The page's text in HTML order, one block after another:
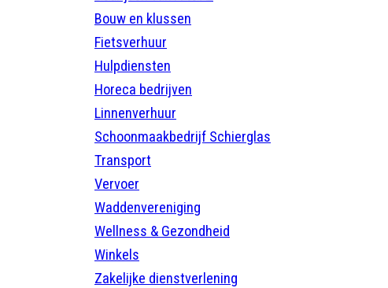
Bouw en klussen
Fietsverhuur
Hulpdiensten
Horeca bedrijven
Linnenverhuur
Schoonmaakbedrijf Schierglas
Transport
Vervoer
Waddenvereniging
Wellness & Gezondheid
Winkels
Zakelijke dienstverlening